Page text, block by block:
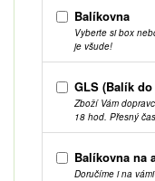
Balíkovna
Vyberte si box
je všude!
GLS (Balík
Zboží Vám
18 hod. Přesný
Balíkovna na
Doručíme i na